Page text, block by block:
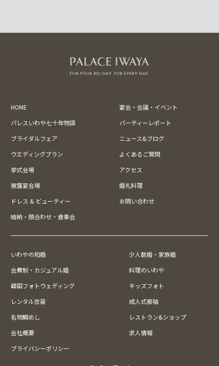
HOME
宴会・会議・イベント
パレスいわや七十年物語
パーティーレポート
ブライダルフェア
ニュース&ブログ
ウエディングプラン
よくあるご質問
挙式会場
アクセス
披露宴会場
婚礼料理
ドレス & ビューティー
お問い合わせ
結納・顔合わせ・食事会
いわやの和婚
少人数婚・家族婚
会費制・カジュアル婚
料理のいわや
韓国フォトウェディング
キッズフォト
レンタル衣装
成人式振袖
名物鯛めし
レストラン&ショップ
会社概要
求人情報
プライバシーポリシー